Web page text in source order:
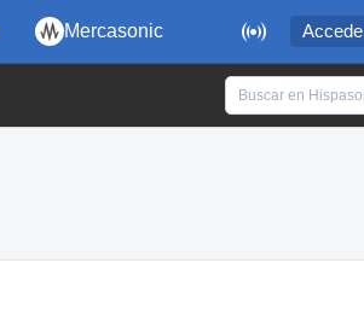
 Accede
Mercasonic